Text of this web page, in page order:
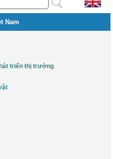
Nam
triển thị trường